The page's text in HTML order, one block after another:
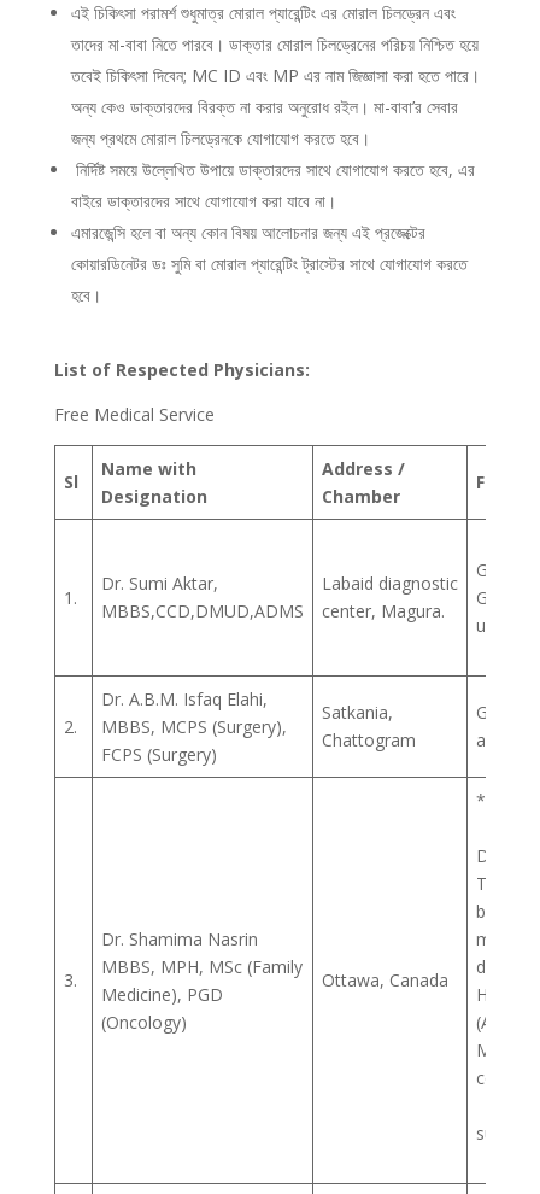
এই চিকিৎসা পরামর্শ শুধুমাত্র মোরাল প্যারেন্টিং এর মোরাল চিলড্রেন এবং
তাদের মা-বাবা নিতে পারবে। ডাক্তার মোরাল চিলড্রেনের পরিচয় নিশ্চিত হয়ে
তবেই চিকিৎসা দিবেন; MC ID এবং MP এর নাম জিজ্ঞাসা করা হতে পারে।
অন্য কেও ডাক্তারদের বিরক্ত না করার অনুরোধ রইল। মা-বাবা’র সেবার
জন্য প্রথমে মোরাল চিলড্রেনকে যোগাযোগ করতে হবে।
নির্দিষ্ট সময়ে উল্লেখিত উপায়ে ডাক্তারদের সাথে যোগাযোগ করতে হবে, এর
বাইরে ডাক্তারদের সাথে যোগাযোগ করা যাবে না।
এমারজেন্সি হলে বা অন্য কোন বিষয় আলোচনার জন্য এই প্রজেক্টের
কোয়ারডিনেটর ডঃ সুমি বা মোরাল প্যারেন্টিং ট্রাস্টের সাথে যোগাযোগ করতে
হবে।
List of Respected Physicians:
Free Medical Service
Sl
Name with
Designation
Address /
Chamber
Field/
1.
Dr. Sumi Aktar,
MBBS,CCD,DMUD,ADMS
Labaid diagnostic
center, Magura.
2.
Dr. A.B.M. Isfaq Elahi,
MBBS, MCPS (Surgery),
FCPS (Surgery)
Satkania,
Chattogram
and
3.
Dr. Shamima Nasrin
MBBS, MPH, MSc (Family
Medicine), PGD
(Oncology)
Ottawa, Canada
based
most
Health
(Any
Mental